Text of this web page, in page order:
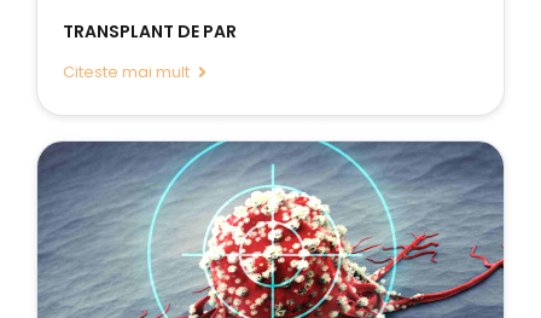
TRANSPLANT DE PAR
Citeste mai mult